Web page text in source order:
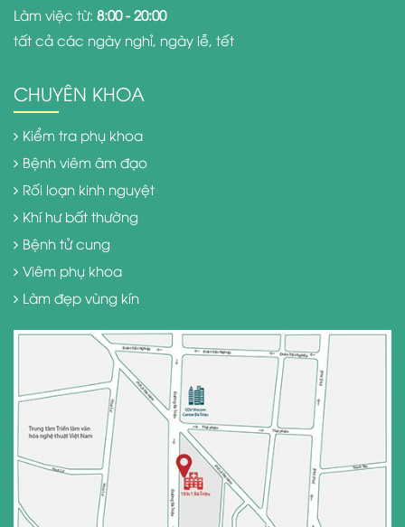
Làm việc từ: 8:00 - 20:00
tất cả các ngày nghỉ, ngày lễ, tết
CHUYÊN KHOA
Kiểm tra phụ khoa
Bệnh viêm âm đạo
Rối loạn kinh nguyệt
Khí hư bất thường
Bệnh tử cung
Viêm phụ khoa
Làm đẹp vùng kín